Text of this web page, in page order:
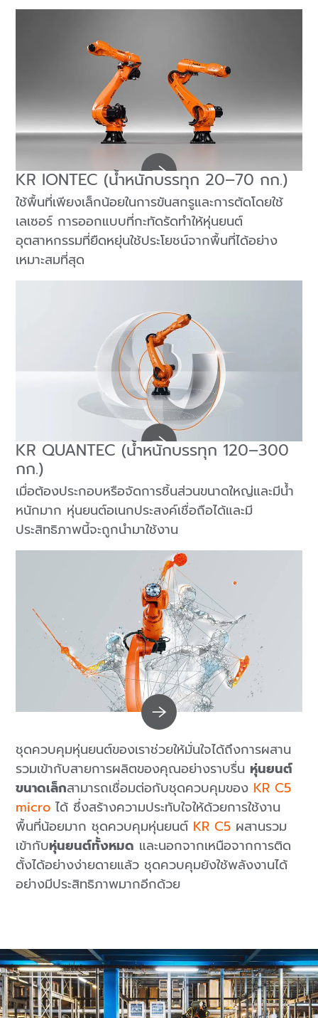
KR IONTEC (น้ำหนักบรรทุก 20–70 กก.)
ใช้พื้นที่เพียงเล็กน้อยในการขันสกรูและการตัดโดยใช้
เลเซอร์ การออกแบบที่กะทัดรัดทำให้หุ่นยนต์
อุตสาหกรรมที่ยืดหยุ่นใช้ประโยชน์จากพื้นที่ได้อย่าง
เหมาะสมที่สุด
KR QUANTEC (น้ำหนักบรรทุก 120–300
กก.)
เมื่อต้องประกอบหรือจัดการชิ้นส่วนขนาดใหญ่และมีน้ำ
หนักมาก หุ่นยนต์อเนกประสงค์เชื่อถือได้และมี
ประสิทธิภาพนี้จะถูกนำมาใช้งาน
ชุดควบคุมหุ่นยนต์ของเราช่วยให้มั่นใจได้ถึงการผสาน
รวมเข้ากับสายการผลิตของคุณอย่างราบรื่นหุ่นยนต์
ขนาดเล็กสามารถเชื่อมต่อกับชุดควบคุมของ KR C5
microได้ ซึ่งสร้างความประทับใจให้ด้วยการใช้งาน
พื้นที่น้อยมาก ชุดควบคุมหุ่นยนต์ KR C5 ผสานรวม
เข้ากับหุ่นยนต์ทั้งหมด และนอกจากเหนือจากการติด
ตั้งได้อย่างง่ายดายแล้ว ชุดควบคุมยังใช้พลังงานได้
อย่างมีประสิทธิภาพมากอีกด้วย